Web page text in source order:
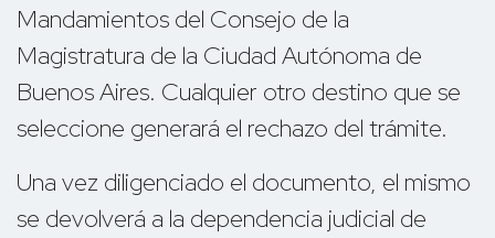
Mandamientos del Consejo de la
Magistratura de la Ciudad Autónoma de
Buenos Aires. Cualquier otro destino que se
seleccione generará el rechazo del trámite.
Una vez diligenciado el documento, el mismo
se devolverá a la dependencia judicial de